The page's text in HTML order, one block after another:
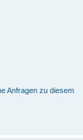
Anfragen zu diesem